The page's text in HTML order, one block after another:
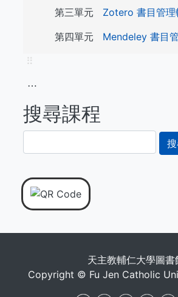
第三單元 Zotero 書目管理
第四單元 Mendeley 書目
⠿
⋯
搜尋課程
尋
天主教輔仁大學圖書
Copyright © Fu Jen Catholic